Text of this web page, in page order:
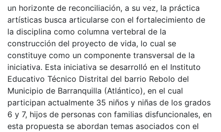
un horizonte de reconciliación, a su vez, la práctica
artísticas busca articularse con el fortalecimiento de
la disciplina como columna vertebral de la
construcción del proyecto de vida, lo cual se
constituye como un componente transversal de la
iniciativa. Esta iniciativa se desarrolló en el Instituto
Educativo Técnico Distrital del barrio Rebolo del
Municipio de Barranquilla (Atlántico), en el cual
participan actualmente 35 niños y niñas de los grados
6 y 7, hijos de personas con familias disfuncionales, en
esta propuesta se abordan temas asociados con el